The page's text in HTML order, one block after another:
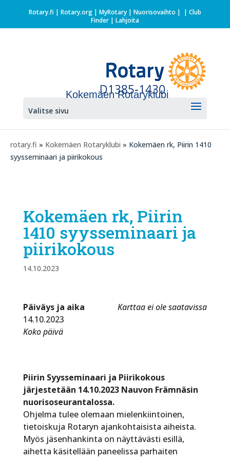
Rotary.fi | Rotary.org| MyRotary | Nuorisovaihto | | Club
Finder| Lahjoita
Kokemäen Rotaryklubi
Valitse sivu
rotary.fi » Kokemäen Rotaryklubi » Kokemäen rk, Piirin 1410
syysseminaari ja piirikokous
Kokemäen rk, Piirin
1410 syysseminaari ja
piirikokous
14.10.2023
Karttaa ei ole saatavissa
Päiväys ja aika
14.10.2023
Koko päivä
Piirin Syysseminaari ja Piirikokous
järjestetään 14.10.2023 Nauvon Främnäsin
nuorisoseurantalossa.
Ohjelma tulee olemaan mielenkiintoinen,
tietoiskuja Rotaryn ajankohtaisista aiheista.
Myös jäsenhankinta on näyttävästi esillä,
aihetta käsitellään paneelissa parhaiten